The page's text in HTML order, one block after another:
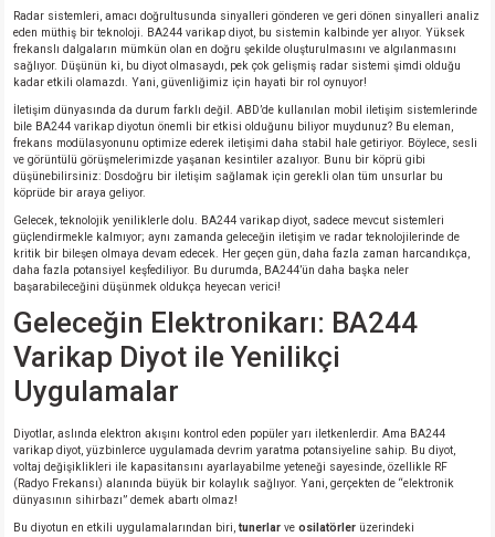
Radar sistemleri, amacı doğrultusunda sinyalleri gönderen ve geri dönen sinyalleri analiz
eden müthiş bir teknoloji. BA244 varikap diyot, bu sistemin kalbinde yer alıyor. Yüksek
frekanslı dalgaların mümkün olan en doğru şekilde oluşturulmasını ve algılanmasını
sağlıyor. Düşünün ki, bu diyot olmasaydı, pek çok gelişmiş radar sistemi şimdi olduğu
kadar etkili olamazdı. Yani, güvenliğimiz için hayati bir rol oynuyor!
İletişim dünyasında da durum farklı değil. ABD’de kullanılan mobil iletişim sistemlerinde
bile BA244 varikap diyotun önemli bir etkisi olduğunu biliyor muydunuz? Bu eleman,
frekans modülasyonunu optimize ederek iletişimi daha stabil hale getiriyor. Böylece, sesli
ve görüntülü görüşmelerimizde yaşanan kesintiler azalıyor. Bunu bir köprü gibi
düşünebilirsiniz: Dosdoğru bir iletişim sağlamak için gerekli olan tüm unsurlar bu
köprüde bir araya geliyor.
Gelecek, teknolojik yeniliklerle dolu. BA244 varikap diyot, sadece mevcut sistemleri
güçlendirmekle kalmıyor; aynı zamanda geleceğin iletişim ve radar teknolojilerinde de
kritik bir bileşen olmaya devam edecek. Her geçen gün, daha fazla zaman harcandıkça,
daha fazla potansiyel keşfediliyor. Bu durumda, BA244’ün daha başka neler
başarabileceğini düşünmek oldukça heyecan verici!
Geleceğin Elektronikarı: BA244
Varikap Diyot ile Yenilikçi
Uygulamalar
Diyotlar, aslında elektron akışını kontrol eden popüler yarı iletkenlerdir. Ama BA244
varikap diyot, yüzbinlerce uygulamada devrim yaratma potansiyeline sahip. Bu diyot,
voltaj değişiklikleri ile kapasitansını ayarlayabilme yeteneği sayesinde, özellikle RF
(Radyo Frekansı) alanında büyük bir kolaylık sağlıyor. Yani, gerçekten de “elektronik
dünyasının sihirbazı” demek abartı olmaz!
Bu diyotun en etkili uygulamalarından biri, tunerlar ve osilatörler üzerindeki